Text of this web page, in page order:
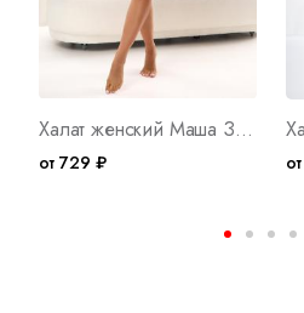
Халат женский Маша З Арт. 10211
от 729 ₽